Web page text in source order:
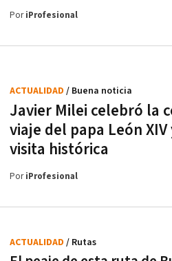
PoriProfesional
Javier Milei celebró la
viaje del papa León
visita histórica
ACTUALIDAD / Buena noticia
PoriProfesional
ACTUALIDAD / Rutas